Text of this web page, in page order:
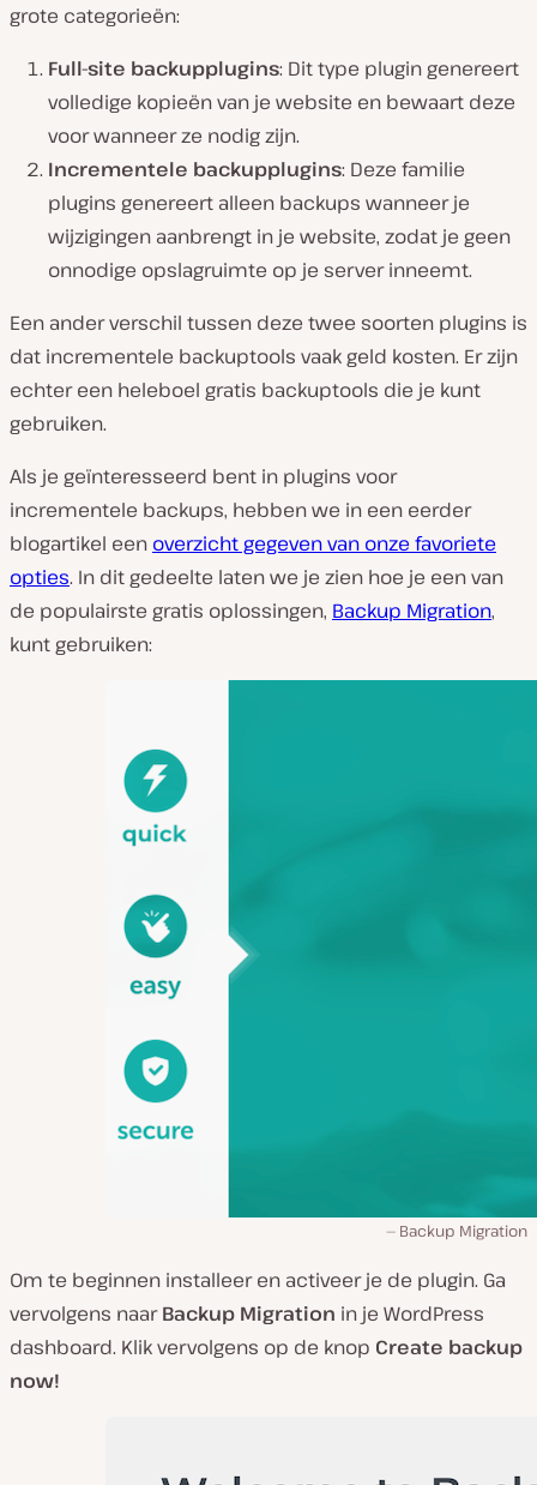
grote categorieën:
Full-site backupplugins: Dit type plugin genereert
volledige kopieën van je website en bewaart deze
voor wanneer ze nodig zijn.
Incrementele backupplugins: Deze familie
plugins genereert alleen backups wanneer je
wijzigingen aanbrengt in je website, zodat je geen
onnodige opslagruimte op je server inneemt.
Een ander verschil tussen deze twee soorten plugins is
dat incrementele backuptools vaak geld kosten. Er zijn
echter een heleboel gratis backuptools die je kunt
gebruiken.
Als je geïnteresseerd bent in plugins voor
incrementele backups, hebben we in een eerder
blogartikel een overzicht gegeven van onze favoriete
opties. In dit gedeelte laten we je zien hoe je een van
de populairste gratis oplossingen, Backup Migration,
kunt gebruiken:
Backup Migration
Om te beginnen installeer en activeer je de plugin. Ga
vervolgens naarBackup Migration in je WordPress
dashboard. Klik vervolgens op de knop Create backup
now!